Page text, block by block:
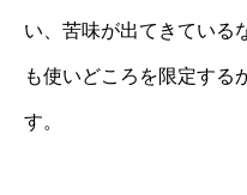
い、苦味が出てきている
も使いどころを限定する
す。